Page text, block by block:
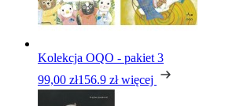
Kolekcja OQO - pakiet 3
99,00 zł156.9 zł więcej